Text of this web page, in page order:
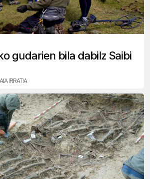
gudarien bila dabilz Saibi
IRRATIA